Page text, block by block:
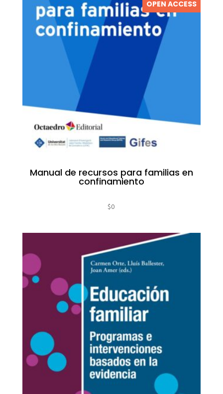
OPEN ACCESS
Manual de recursos para familias en
confinamiento
$0